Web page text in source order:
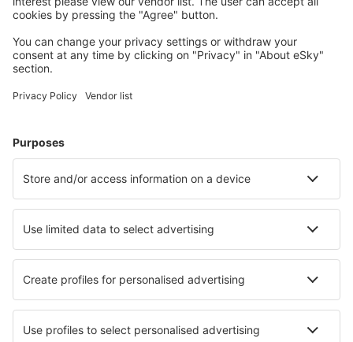
Ubytování in Sevierville Ubytování in Davenport
Ubytování in Panama City Beach Ubytování in Kissimmee
Ubytování ve West Palm Beach Ubytování in Broken Bow
Nejlepší ubytování - města
Ubytování in Visitsa Ubytování in Wintzenheim
Ubytování in Barnstaple Ubytování in Tholen
Ubytování in Knesebeck Ubytování in Osorno La Mayor